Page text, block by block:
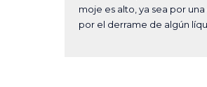
moje es alto, ya sea por
por el derrame de algún